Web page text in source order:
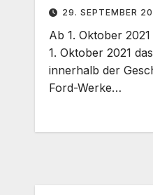
29. SEPTEMBER
Ab 1. Oktober
1. Oktober 2021
innerhalb der
Ford-Werke…